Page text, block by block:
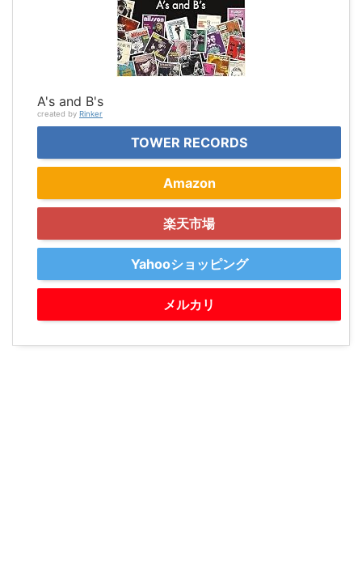
A's and B's
created by Rinker
TOWER RECORDS
Amazon
楽天市場
Yahooショッピング
メルカリ